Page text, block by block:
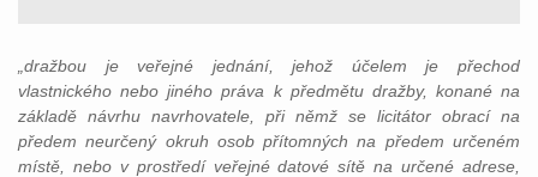
„dražbou je veřejné jednání, jehož účelem je přechod
vlastnického nebo jiného práva k předmětu dražby, konané na
základě návrhu navrhovatele, při němž se licitátor obrací na
předem neurčený okruh osob přítomných na předem určeném
místě, nebo v prostředí veřejné datové sítě na určené adrese,